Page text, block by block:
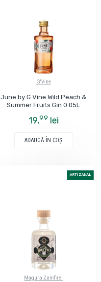
G'Vine
June by G Vine Wild Peach &
Summer Fruits Gin 0.05L
19,99 lei
ADAUGĂ ÎN COŞ
ARTIZANAL
Magura Zamfirei